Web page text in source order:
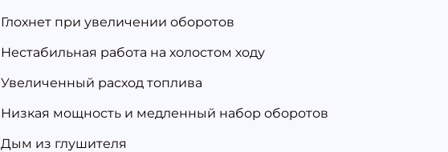
Глохнет при увеличении оборотов
Нестабильная работа на холостом ходу
Увеличенный расход топлива
Низкая мощность и медленный набор оборотов
Дым из глушителя